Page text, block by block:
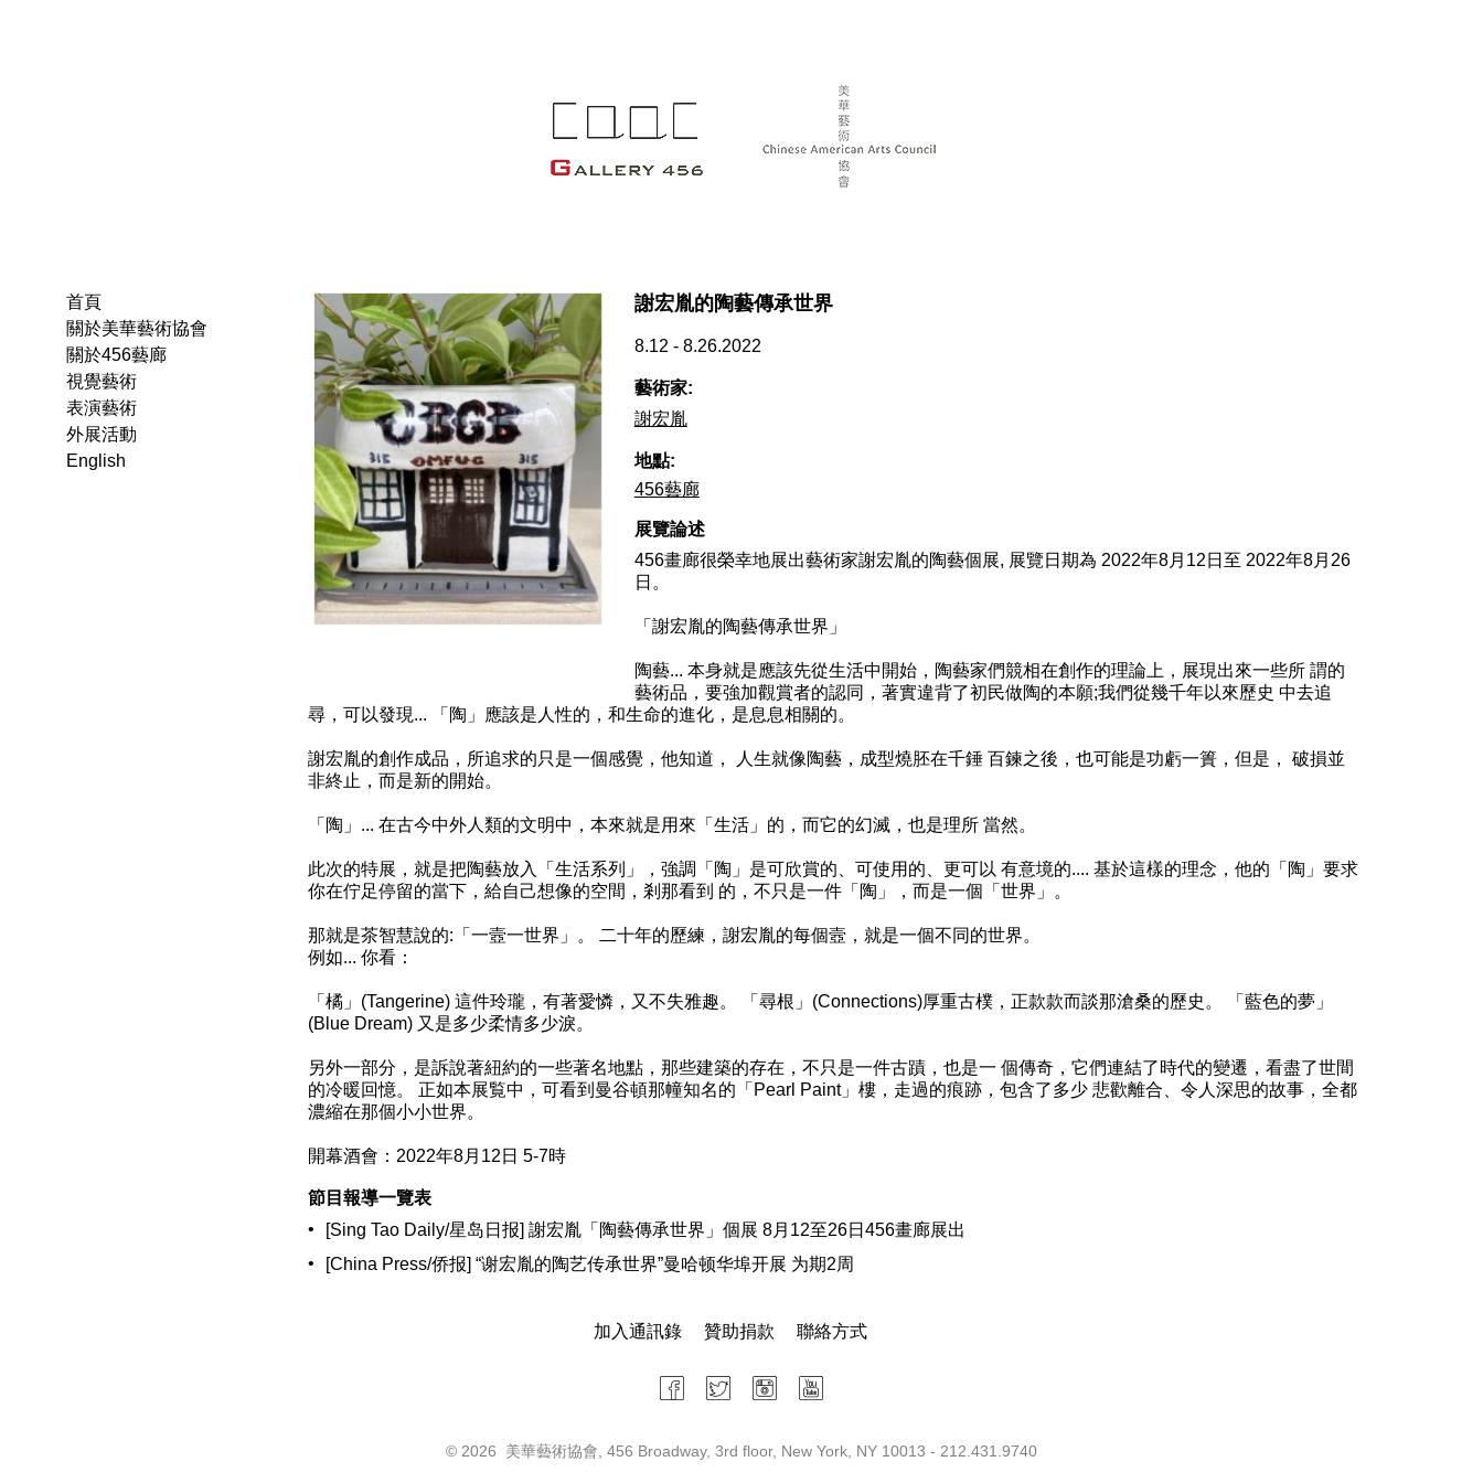
謝宏胤的陶藝傳承世界
8.12 - 8.26.2022
藝術家:
謝宏胤
地點:
456藝廊
展覽論述
456畫廊很榮幸地展出藝術家謝宏胤的陶藝個展, 展覽日期為 2022年8月12日至 2022年8月26
日。
「謝宏胤的陶藝傳承世界」
陶藝... 本身就是應該先從生活中開始，陶藝家們競相在創作的理論上，展現出來一些所 謂的
藝術品，要強加觀賞者的認同，著實違背了初⺠做陶的本願;我們從幾千年以來歷史 中去追
尋，可以發現... 「陶」應該是人性的，和生命的進化，是息息相關的。
謝宏胤的創作成品，所追求的只是一個感覺，他知道， 人生就像陶藝，成型燒胚在千錘 百鍊之後，也可能是功虧一簣，但是， 破損並
非終止，而是新的開始。
「陶」... 在古今中外人類的文明中，本來就是用來「生活」的，而它的幻滅，也是理所 當然。
此次的特展，就是把陶藝放入「生活系列」，強調「陶」是可欣賞的、可使用的、更可以 有意境的.... 基於這樣的理念，他的「陶」要求
你在佇足停留的當下，給自己想像的空間，剎那看到 的，不只是一件「陶」，而是一個「世界」。
那就是茶智慧說的:「一壼一世界」。 二十年的歷練，謝宏胤的每個壼，就是一個不同的世界。
例如... 你看：
「橘」(Tangerine) 這件玲瓏，有著愛憐，又不失雅趣。 「尋根」(Connections)厚重古樸，正款款而談那滄桑的歷史。 「藍色的夢」
(Blue Dream) 又是多少柔情多少淚。
另外一部分，是訴說著紐約的一些著名地點，那些建築的存在，不只是一件古蹟，也是一 個傳奇，它們連結了時代的變遷，看盡了世間
的冷暖回憶。 正如本展覧中，可看到曼谷頓那幢知名的「Pearl Paint」樓，走過的痕跡，包含了多少 悲歡離合、令人深思的故事，全都
濃縮在那個小小世界。
開幕酒會：2022年8月12日 5-7時
節目報導一覽表
•
[Sing Tao Daily/星岛日报] 謝宏胤「陶藝傳承世界」個展 8月12至26日456畫廊展出
•
[China Press/侨报] “谢宏胤的陶艺传承世界”曼哈顿华埠开展 为期2周
首頁
關於美華藝術協會
關於456藝廊
視覺藝術
表演藝術
外展活動
English
加入通訊錄 贊助捐款 聯絡方式
© 2026 美華藝術協會, 456 Broadway, 3rd floor, New York, NY 10013 - 212.431.9740